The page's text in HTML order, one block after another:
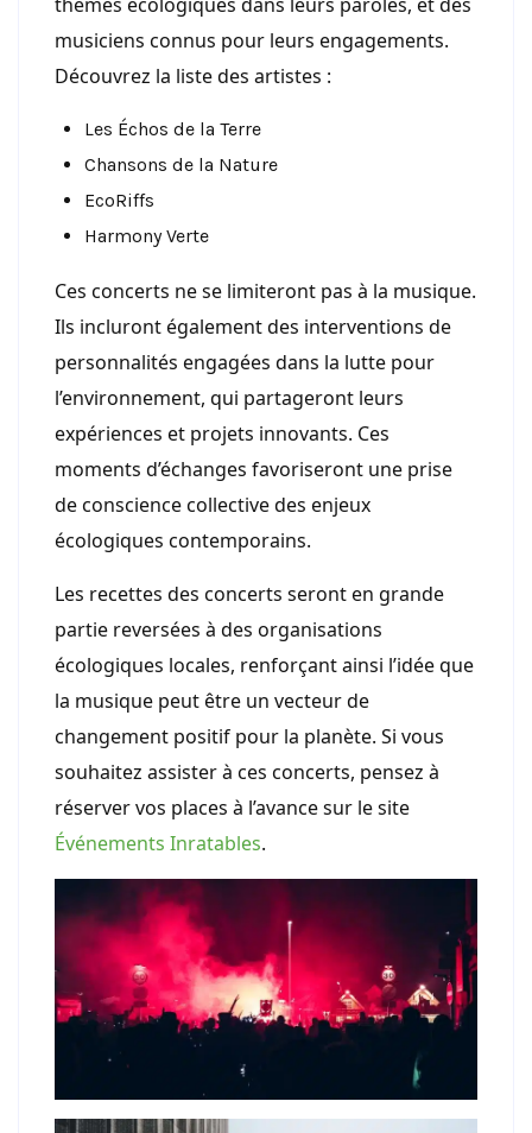
musiciens connus pour leurs engagements.
Découvrez la liste des artistes :
Les Échos de la Terre
Chansons de la Nature
EcoRiffs
Harmony Verte
Ces concerts ne se limiteront pas à la musique.
Ils incluront également des interventions de
personnalités engagées dans la lutte pour
l’environnement, qui partageront leurs
expériences et projets innovants. Ces
moments d’échanges favoriseront une prise
de conscience collective des enjeux
écologiques contemporains.
Les recettes des concerts seront en grande
partie reversées à des organisations
écologiques locales, renforçant ainsi l’idée que
la musique peut être un vecteur de
changement positif pour la planète. Si vous
souhaitez assister à ces concerts, pensez à
réserver vos places à l’avance sur le site
Événements Inratables.